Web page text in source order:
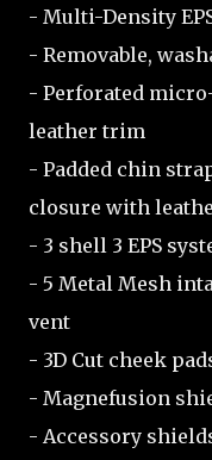
- Multi-Density
- Removable,
- Perforated
leather trim
- Padded chin
closure with
- 3 shell 3 EPS
- 5 Metal Mesh
vent
- 3D Cut cheek
- Magnefusion
- Accessory